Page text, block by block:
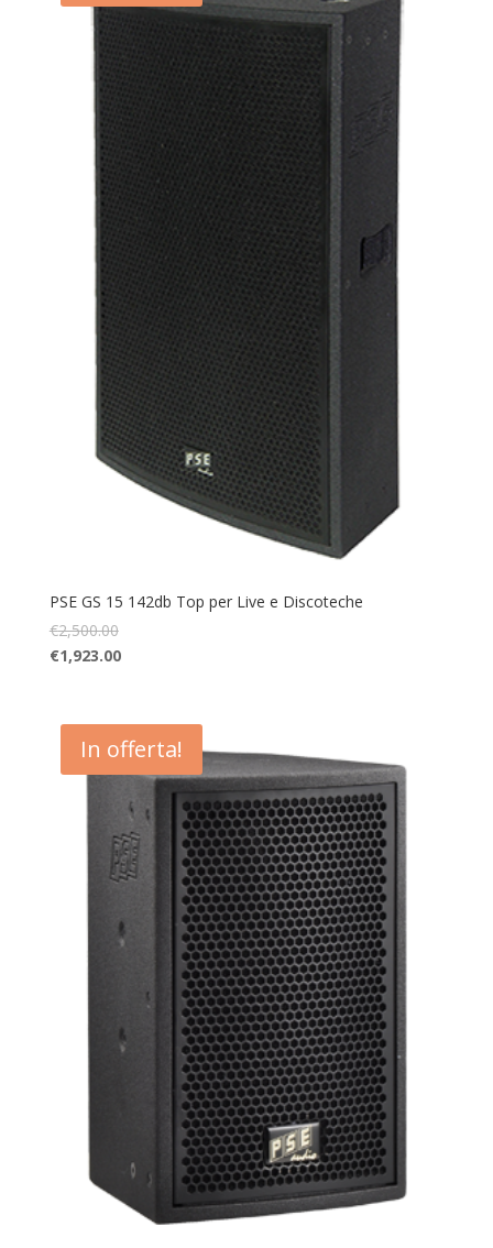
PSE GS 15 142db Top per Live e Discoteche
€2,500.00
€1,923.00
In offerta!